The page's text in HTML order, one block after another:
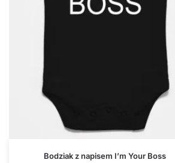
Bodziak z napisem I’m Your Boss